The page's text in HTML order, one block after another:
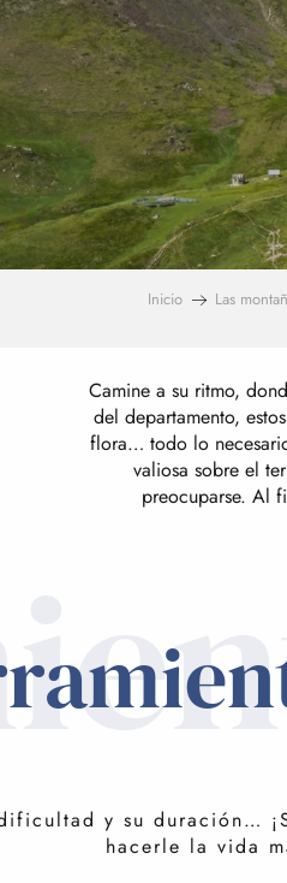
Inicio Las
Camine a su ritmo,
del departamento,
flora… todo lo
valiosa sobre el
preocuparse. Al
y su duración…
hacerle la vida